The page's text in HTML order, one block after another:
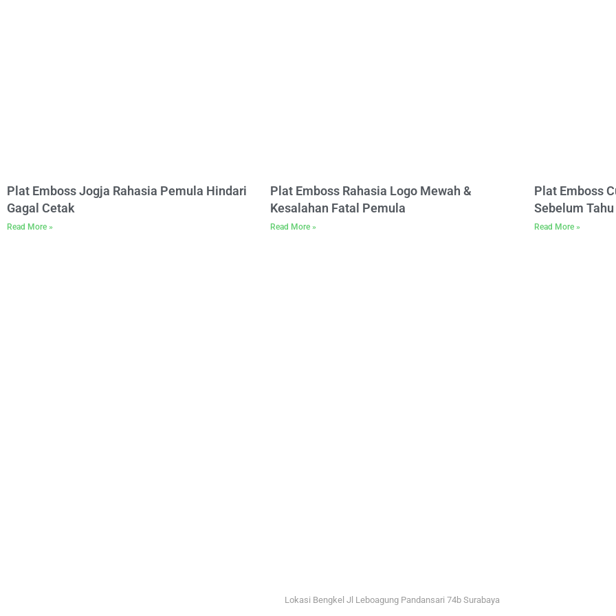
Plat Emboss Jogja Rahasia Pemula Hindari
Gagal Cetak
Read More »
Plat Emboss Rahasia Logo Mewah &
Kesalahan Fatal Pemula
Read More »
Plat Emboss
Sebelum
Read More »
Lokasi Bengkel Jl Leboagung Pandansari 74b Surabaya